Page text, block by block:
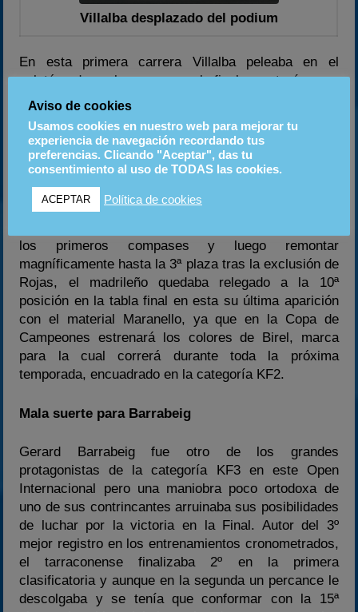
Villalba desplazado del podium
En esta primera carrera Villalba peleaba en el
pelotón de cabeza pero al final se tenía que
conformar con la 4ª posición. En la salida de la final,
literalmente engullidos por sus inmediatos
perseguidores lo que provocaba un pequeño caos y
algunos se veían obligados a efectuar algún cambio
de dirección extra para no colisionar. Villalba sería
uno de ellos y al final de la carrera era penalizado
los primeros compases y luego remontar
magníficamente hasta la 3ª plaza tras la exclusión de
Rojas, el madrileño quedaba relegado a la 10ª
posición en la tabla final en esta su última aparición
con el material Maranello, ya que en la Copa de
Campeones estrenará los colores de Birel, marca
para la cual correrá durante toda la próxima
temporada, encuadrado en la categoría KF2.
Mala suerte para Barrabeig
Gerard Barrabeig fue otro de los grandes
protagonistas de la categoría KF3 en este Open
Internacional pero una maniobra poco ortodoxa de
uno de sus contrincantes arruinaba sus posibilidades
de luchar por la victoria en la Final. Autor del 3º
mejor registro en los entrenamientos cronometrados,
el tarraconense finalizaba 2º en la primera
clasificatoria y aunque en la segunda un percance le
descolgaba y se tenía que conformar con la 15ª
Aviso de cookies
Usamos cookies en nuestro web para mejorar tu
experiencia de navegación recordando tus
preferencias. Clicando "Aceptar", das tu
consentimiento al uso de TODAS las cookies.
ACEPTAR Política de cookies